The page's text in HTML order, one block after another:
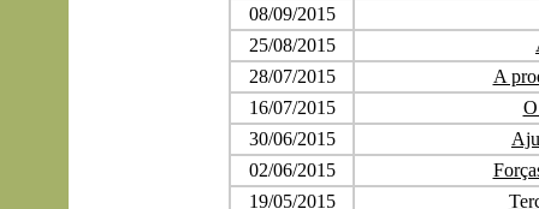
08/09/2015
25/08/2015
28/07/2015
A
16/07/2015
30/06/2015
02/06/2015
19/05/2015